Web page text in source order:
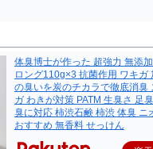
体臭博士が作った 超強力 無添
ロング110g×3 抗菌作用 ワキガ
の臭いを炭のチカラで徹底消臭
ガ わきが対策 PATM 生臭さ 足
臭に対応 柿渋石鹸 柿渋 体臭 ニ
おすすめ 無香料 せっけん